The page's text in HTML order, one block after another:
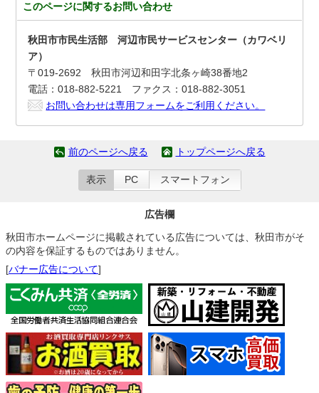
このページに関するお問い合わせ
秋田市市民生活部 河辺市民サービスセンター（カワベリ
ア）
〒019-2692 秋田市河辺和田字北条ヶ崎38番地2
電話：018-882-5221 ファクス：018-882-3051
お問い合わせは専用フォームをご利用ください。
前のページへ戻る トップページへ戻る
表示 PC スマートフォン
広告欄
秋田市ホームページに掲載されている広告については、秋田市がそ
の内容を保証するものではありません。
[バナー広告について]